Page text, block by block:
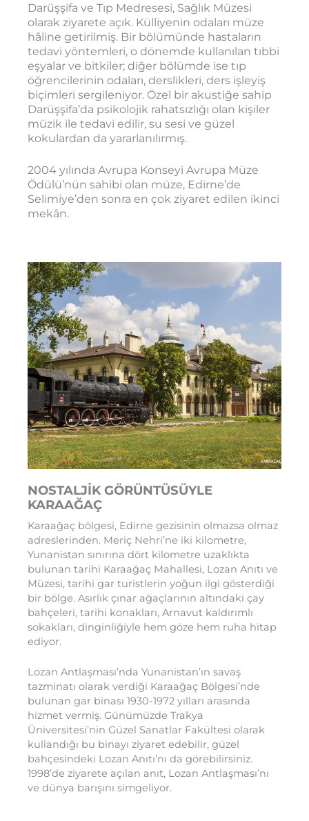
Darüşşifa ve Tıp Medresesi, Sağlık Müzesi
olarak ziyarete açık. Külliyenin odaları müze
hâline getirilmiş. Bir bölümünde hastaların
tedavi yöntemleri, o dönemde kullanılan tıbbi
eşyalar ve bitkiler; diğer bölümde ise tıp
öğrencilerinin odaları, derslikleri, ders işleyiş
biçimleri sergileniyor. Özel bir akustiğe sahip
Darüşşifa’da psikolojik rahatsızlığı olan kişiler
müzik ile tedavi edilir, su sesi ve güzel
kokulardan da yararlanılırmış.
2004 yılında Avrupa Konseyi Avrupa Müze
Ödülü’nün sahibi olan müze, Edirne’de
Selimiye’den sonra en çok ziyaret edilen ikinci
mekân.
NOSTALJİK GÖRÜNTÜSÜYLE
KARAAĞAÇ
Karaağaç bölgesi, Edirne gezisinin olmazsa olmaz
adreslerinden. Meriç Nehri’ne iki kilometre,
Yunanistan sınırına dört kilometre uzaklıkta
bulunan tarihi Karaağaç Mahallesi, Lozan Anıtı ve
Müzesi, tarihi gar turistlerin yoğun ilgi gösterdiği
bir bölge. Asırlık çınar ağaçlarının altındaki çay
bahçeleri, tarihi konakları, Arnavut kaldırımlı
sokakları, dinginliğiyle hem göze hem ruha hitap
ediyor.
Lozan Antlaşması’nda Yunanistan’ın savaş
tazminatı olarak verdiği Karaağaç Bölgesi’nde
bulunan gar binası 1930-1972 yılları arasında
hizmet vermiş. Günümüzde Trakya
Üniversitesi’nin Güzel Sanatlar Fakültesi olarak
kullandığı bu binayı ziyaret edebilir, güzel
bahçesindeki Lozan Anıtı’nı da görebilirsiniz.
1998’de ziyarete açılan anıt, Lozan Antlaşması’nı
ve dünya barışını simgeliyor.